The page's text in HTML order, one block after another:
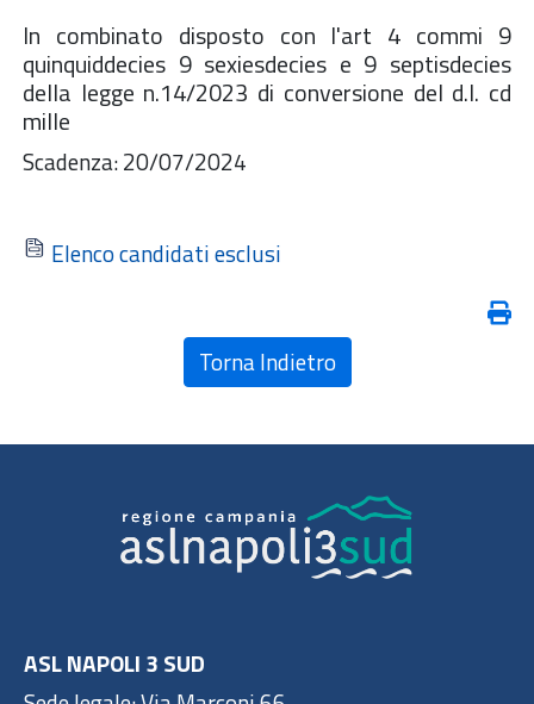
In combinato disposto con l'art 4 commi 9
quinquiddecies 9 sexiesdecies e 9 septisdecies
della legge n.14/2023 di conversione del d.l. cd
mille
Scadenza: 20/07/2024
Elenco candidati esclusi
Torna Indietro
ASL NAPOLI 3 SUD